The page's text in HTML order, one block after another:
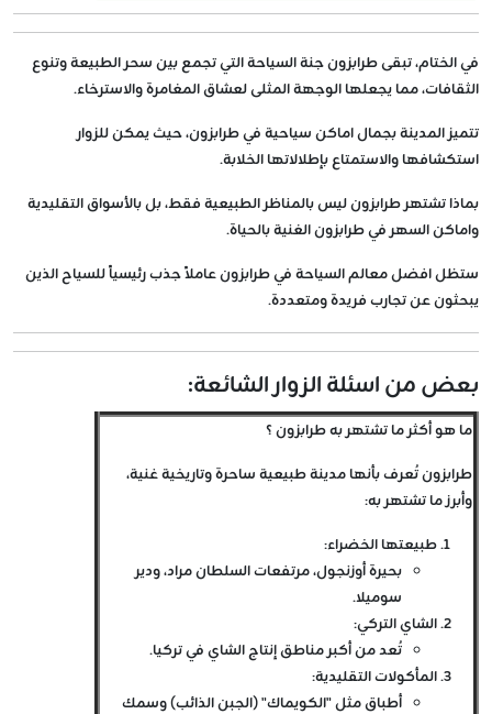
في الختام، تبقى طرابزون جنة السياحة التي تجمع بين سحر الطبيعة وتنوع
الثقافات، مما يجعلها الوجهة المثلى لعشاق المغامرة والاسترخاء.
تتميز المدينة بجمال اماكن سياحية في طرابزون، حيث يمكن للزوار
استكشافها والاستمتاع بإطلالاتها الخلابة.
بماذا تشتهر طرابزون ليس بالمناظر الطبيعية فقط، بل بالأسواق التقليدية
واماكن السهر في طرابزون الغنية بالحياة.
ستظل افضل معالم السياحة في طرابزون عاملاً جذب رئيسياً للسياح الذين
يبحثون عن تجارب فريدة ومتعددة.
بعض من اسئلة الزوار الشائعة:
ما هو أكثر ما تشتهر به طرابزون ؟
طرابزون تُعرف بأنها مدينة طبيعية ساحرة وتاريخية غنية،
وأبرز ما تشتهر به:
طبيعتها الخضراء:
بحيرة أوزنجول، مرتفعات السلطان مراد، ودير
سوميلا.
الشاي التركي:
تُعد من أكبر مناطق إنتاج الشاي في تركيا.
المأكولات التقليدية:
أطباق مثل "الكويماك" (الجبن الذائب) وسمك